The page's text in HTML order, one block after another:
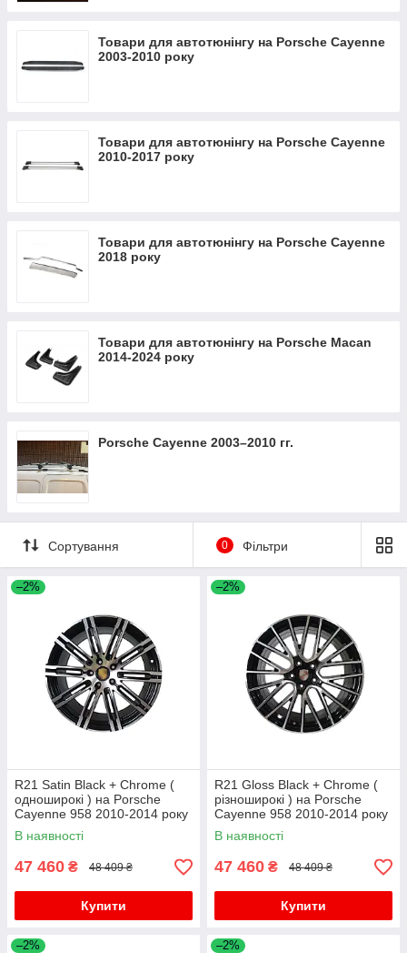
Товари для автотюнінгу на Porsche Cayenne
2003-2010 року
Товари для автотюнінгу на Porsche Cayenne
2010-2017 року
Товари для автотюнінгу на Porsche Cayenne
2018 року
Товари для автотюнінгу на Porsche Macan
2014-2024 року
Porsche Cayenne 2003–2010 гг.
Сортування 0 Фільтри
–2%
R21 Satin Black + Chrome (
одноширокі ) на Porsche
Cayenne 958 2010-2014 року
В наявності
47 460 ₴ 48 409 ₴
Купити
–2%
R21 Gloss Black + Chrome (
різноширокі ) на Porsche
Cayenne 958 2010-2014 року
В наявності
47 460 ₴ 48 409 ₴
Купити
–2% –2%